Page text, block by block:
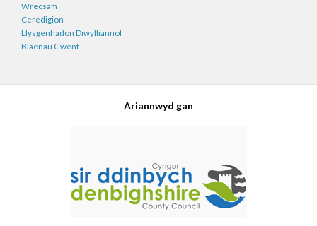
Wrecsam
Ceredigion
Llysgenhadon Diwylliannol
Blaenau Gwent
Ariannwyd gan